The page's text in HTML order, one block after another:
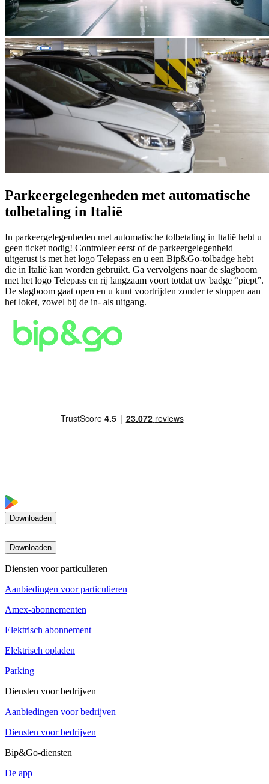
Parkeergelegenheden met automatische
tolbetaling in Italië
In parkeergelegenheden met automatische tolbetaling in Italië hebt u
geen ticket nodig! Controleer eerst of de parkeergelegenheid
uitgerust is met het logo Telepass en u een Bip&Go-tolbadge hebt
die in Italië kan worden gebruikt. Ga vervolgens naar de slagboom
met het logo Telepass en rij langzaam voort totdat uw badge “piept”.
De slagboom gaat open en u kunt voortrijden zonder te stoppen aan
het loket, zowel bij de in- als uitgang.
Downloaden
Downloaden
Diensten voor particulieren
Aanbiedingen voor particulieren
Amex-abonnementen
Elektrisch abonnement
Elektrisch opladen
Parking
Diensten voor bedrijven
Aanbiedingen voor bedrijven
Diensten voor bedrijven
Bip&Go-diensten
De app